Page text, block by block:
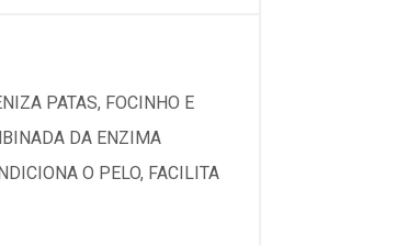
PATAS, FOCINHO E
DA ENZIMA
O PELO, FACILITA